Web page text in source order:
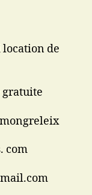
location de
gratuite
mongreleix
com